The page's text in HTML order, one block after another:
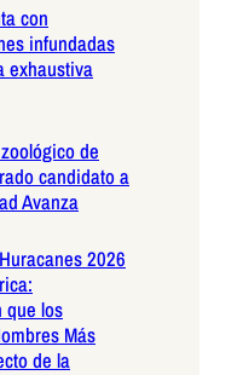
con
infundadas
exhaustiva
de
candidato a
Avanza
2026
que los
Más
de la